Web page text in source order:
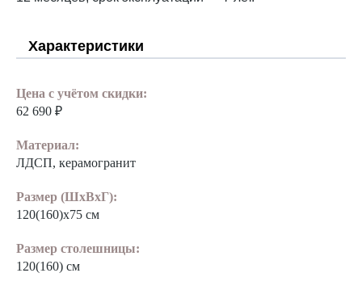
Характеристики
Цена с учётом скидки:
62 690 ₽
Материал:
ЛДСП, керамогранит
Размер (ШхВхГ):
120(160)х75 см
Размер столешницы:
120(160) см